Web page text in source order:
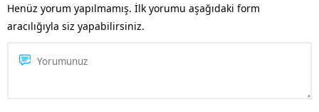
çabuk ulaşması için Ibradi
SEO desteği almanız oldukça
önemlidir. Bu...
Henüz yorum yapılmamış. İlk yorumu aşağıdaki form
aracılığıyla siz yapabilirsiniz.